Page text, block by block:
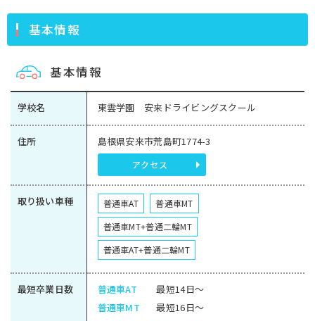
基本情報
基本情報
学校名 東雲学園 安来ドライビングスクール
住所 島根県安来市荒島町1774-3
アクセス
取り扱い車種 普通車AT
普通車MT
普通車MT+普通二輪MT
普通車AT+普通二輪MT
最短卒業日数 普通車AT
最短14日～
普通車MT
最短16日～